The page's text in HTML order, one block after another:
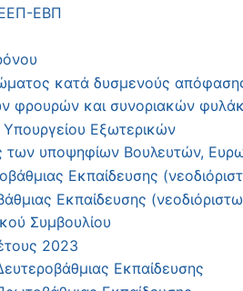
ΕΒΠ
κατά δυσμενούς
φρουρών και συνοριακών
Εξωτερικών
των υποψηφίων Βουλευτών,
Εκπαίδευσης
Εκπαίδευσης
Συμβουλίου
2023
Εκπαίδευσης